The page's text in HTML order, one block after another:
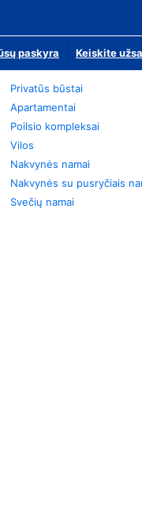
paskyra Keiskite
Privatūs būstai
Apartamentai
Poilsio kompleksai
Vilos
Nakvynės namai
Nakvynės su pusryčiais
Svečių namai